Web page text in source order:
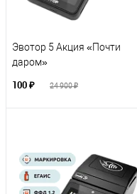
Эвотор 5 Акция «Почти
даром»
100 ₽ 24 900 ₽